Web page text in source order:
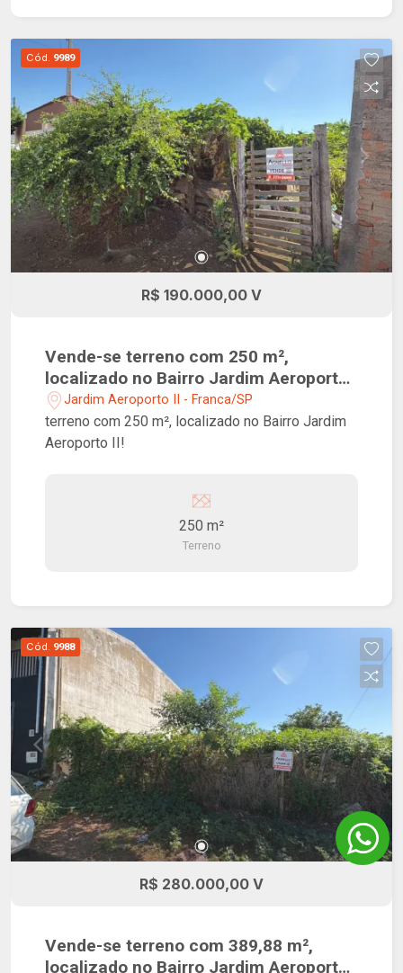
Cód. 9989
R$ 190.000,00 V
Vende-se terreno com 250 m²,
localizado no Bairro Jardim Aeroporto
II! Jardim Aeroporto II - Franca/SP
terreno com 250 m², localizado no Bairro Jardim
Aeroporto II!
250 m²
Terreno
Cód. 9988
R$ 280.000,00 V
Vende-se terreno com 389,88 m²,
localizado no Bairro Jardim Aeroporto